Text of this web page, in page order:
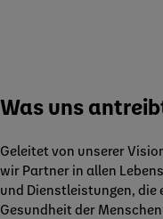
Was uns
Geleitet von unserer
wir Partner in allen
und Dienstleistungen,
Gesundheit der